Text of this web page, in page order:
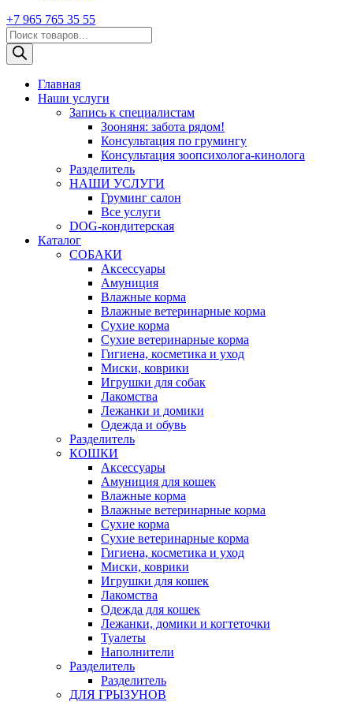
+7 965 765 35 55
Поиск
товаров
Главная
Наши услуги
Запись к специалистам
Зооняня: забота рядом!
Консультация по грумингу
Консультация зоопсихолога-кинолога
Pазделитель
НАШИ УСЛУГИ
Груминг салон
Все услуги
DOG-кондитерская
Каталог
СОБАКИ
Аксессуары
Амуниция
Влажные корма
Влажные ветеринарные корма
Сухие корма
Сухие ветеринарные корма
Гигиена, косметика и уход
Миски, коврики
Игрушки для собак
Лакомства
Лежанки и домики
Одежда и обувь
Разделитель
КОШКИ
Аксессуары
Амуниция для кошек
Влажные корма
Влажные ветеринарные корма
Сухие корма
Сухие ветеринарные корма
Гигиена, косметика и уход
Миски, коврики
Игрушки для кошек
Лакомства
Одежда для кошек
Лежанки, домики и когтеточки
Туалеты
Наполнители
Pазделитель
Разделитель
ДЛЯ ГРЫЗУНОВ